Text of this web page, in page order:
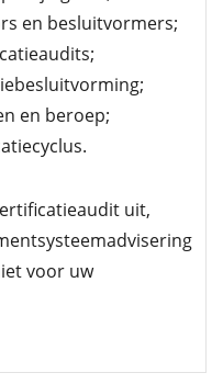
en besluitvormers;
en beroep;
uit,
voor uw